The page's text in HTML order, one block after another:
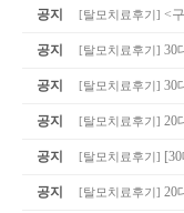
공지 [탈모치료후기 ] <
공지 [탈모치료후기 ] 30
공지 [탈모치료후기 ] 30
공지 [탈모치료후기 ] 20
공지 [탈모치료후기 ]
공지 [탈모치료후기 ] 20